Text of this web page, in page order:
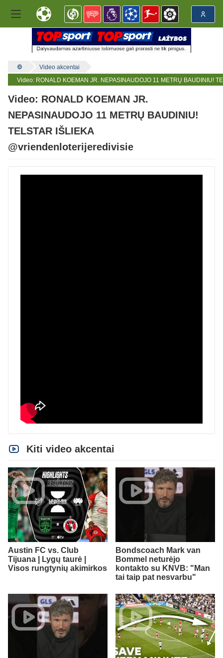
Video akcentai
Video: RONALD KOEMAN JR. NEPASINAUDOJO 11 METRŲ BAUDINIU!
Video: RONALD KOEMAN JR.
NEPASINAUDOJO 11 METRŲ BAUDINIU!
TELSTAR IŠLIEKA
@vriendenloterijeredivisie
Kiti video akcentai
Austin FC vs. Club
Tijuana | Lygų taurė |
Visos rungtynių akimirkos
Bondscoach Mark van
Bommel neturėjo
kontakto su KNVB: "Man
tai taip pat nesvarbu"